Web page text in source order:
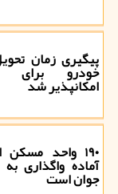
پیگیری زمان
خودرو برای
امکانپذیر شد
۱۹۰ واحد
آماده واگذاری
جوان است